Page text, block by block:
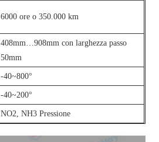
6000 ore o 350.000 km
408mm…908mm con larghezza passo
50mm
-40~800°
-40~200°
NO2, NH3 Pressione